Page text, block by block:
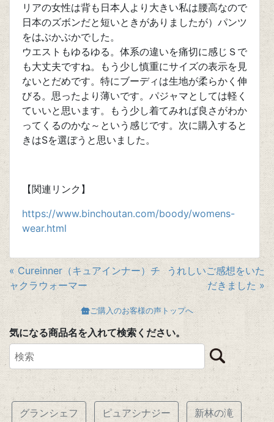
リアの女性は背も日本人より大きい私は腰高なので
日本のズボンだと短いときがありましたが）パンツ
をはぶかぶかでした。
ウエストもゆるゆる。体系の違いを痛切に感じＳで
も大丈夫ですね。もう少し慎重にサイズの表示を見
ないとだめです。特にブーディは生地が柔らかく伸
びる。思ったより薄いです。パジャマとしては軽く
ていいと思います。もう少し着てみれば良さがわか
ってくるのかな～という感じです。次に購入すると
きはSを選ぼうと思いました。
【関連リンク】
https://www.binchoutan.com/boody/womens-
wear.html
« Cureinner（キュアインナー）チ
ャクラウォーマー
うれしいご感想をいた
だきました »
ご購入のお客様の声トップへ
気になる商品名を入れて検索ください。
グランシェフ ピュアシナジー 新林の滝